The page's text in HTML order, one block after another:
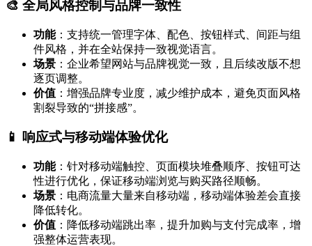
🎨 全局风格控制与品牌一致性
功能：支持统一管理字体、配色、按钮样式、间距与组
件风格，并在全站保持一致视觉语言。
场景 ：企业希望网站与品牌视觉一致，且后续改版不想
逐页调整。
价值 ：增强品牌专业度，减少维护成本，避免页面风格
割裂导致的“拼接感”。
📱 响应式与移动端体验优化
功能：针对移动端触控、页面模块堆叠顺序、按钮可达
性进行优化，保证移动端浏览与购买路径顺畅。
场景 ：电商流量大量来自移动端，移动端体验差会直接
降低转化。
价值 ：降低移动端跳出率，提升加购与支付完成率，增
强整体运营表现。